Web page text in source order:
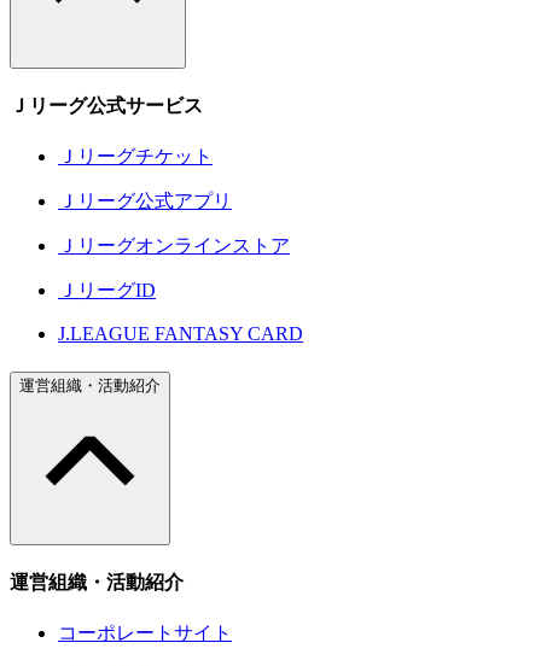
Ｊリーグ公式サービス
Ｊリーグチケット
Ｊリーグ公式アプリ
Ｊリーグオンラインストア
ＪリーグID
J.LEAGUE FANTASY CARD
運営組織・活動紹介
運営組織・活動紹介
コーポレートサイト